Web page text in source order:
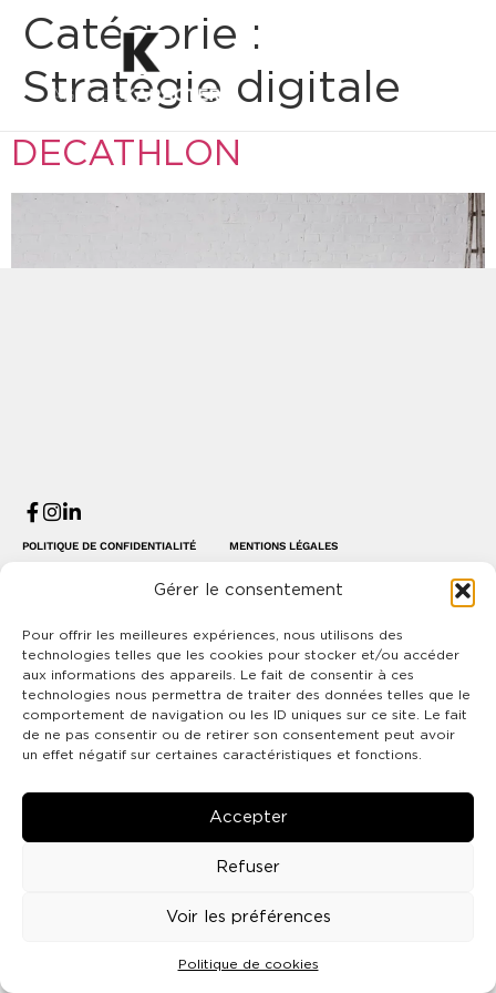
Gérer le consentement
Pour offrir les meilleures expériences, nous utilisons des
technologies telles que les cookies pour stocker et/ou accéder
aux informations des appareils. Le fait de consentir à ces
technologies nous permettra de traiter des données telles que le
comportement de navigation ou les ID uniques sur ce site. Le fait
de ne pas consentir ou de retirer son consentement peut avoir
un effet négatif sur certaines caractéristiques et fonctions.
Accepter
Refuser
Voir les préférences
Politique de cookies
Catégorie :
Stratégie digitale
DECATHLON
POLITIQUE DE CONFIDENTIALITÉ MENTIONS LÉGALES